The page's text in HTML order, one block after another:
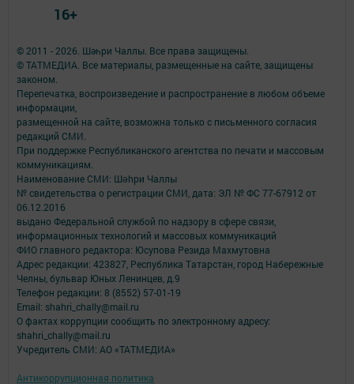
© 2011 - 2026. Шәһри Чаллы. Все права защищены.
© ТАТМЕДИА. Все материалы, размещенные на сайте, защищены
законом.
Перепечатка, воспроизведение и распространение в любом объеме
информации,
размещенной на сайте, возможна только с письменного согласия
редакций СМИ.
При поддержке Республиканского агентства по печати и массовым
коммуникациям.
Наименование СМИ: Шəhри Чаллы
№ свидетельства о регистрации СМИ, дата: ЭЛ № ФС 77-67912 от
06.12.2016
выдано Федеральной службой по надзору в сфере связи,
информационных технологий и массовых коммуникаций
ФИО главного редактора: Юсупова Резида Махмутовна
Адрес редакции: 423827, Республика Татарстан, город Набережные
Челны, бульвар Юных Ленинцев, д.9
Телефон редакции: 8 (8552) 57-01-19
Email: shahri_chally@mail.ru
О фактах коррупции сообщить по электронному адресу:
shahri_chally@mail.ru
Учредитель СМИ: АО «ТАТМЕДИА»
Антикоррупционная политика
16+